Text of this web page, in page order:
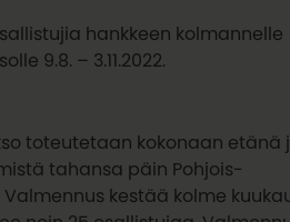
hankkeen kolmannelle
9.8. – 3.11.2022.
toteutetaan kokonaan etänä
tahansa päin Pohjois-
kestää kolme